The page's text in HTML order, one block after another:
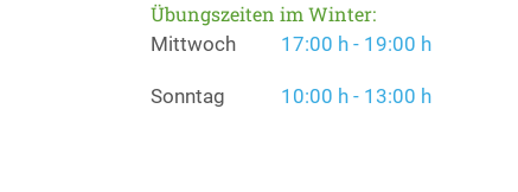
Übungszeiten im Winter:
Mittwoch 17:00 h - 19:00 h
Sonntag 10:00 h - 13:00 h